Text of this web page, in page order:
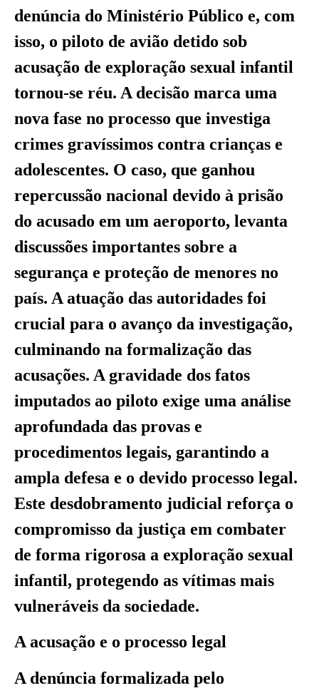
denúncia do Ministério Público e, com
isso, o piloto de avião detido sob
acusação de exploração sexual infantil
tornou-se réu. A decisão marca uma
nova fase no processo que investiga
crimes gravíssimos contra crianças e
adolescentes. O caso, que ganhou
repercussão nacional devido à prisão
do acusado em um aeroporto, levanta
discussões importantes sobre a
segurança e proteção de menores no
país. A atuação das autoridades foi
crucial para o avanço da investigação,
culminando na formalização das
acusações. A gravidade dos fatos
imputados ao piloto exige uma análise
aprofundada das provas e
procedimentos legais, garantindo a
ampla defesa e o devido processo legal.
Este desdobramento judicial reforça o
compromisso da justiça em combater
de forma rigorosa a exploração sexual
infantil, protegendo as vítimas mais
vulneráveis da sociedade.
A acusação e o processo legal
A denúncia formalizada pelo